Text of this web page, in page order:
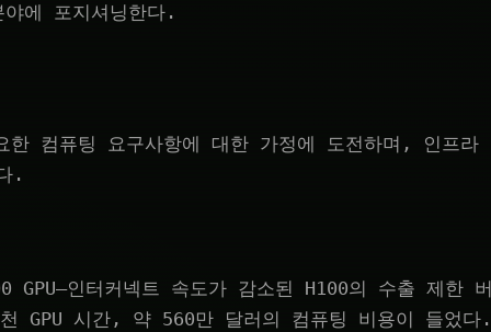
에 포지셔닝한다.
한 컴퓨팅 요구사항에 대한 가정에 도전하며, 인프라
.
GPU—인터커넥트 속도가 감소된 H100의 수출 제한 버
GPU 시간, 약 560만 달러의 컴퓨팅 비용이 들었다.